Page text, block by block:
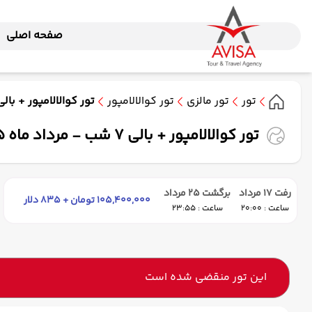
صفحه اصلی
تور تور مالزی تور کوالالامپور تور کوالالامپور + بالی 7 شب - مرداد ماه 1405 ( ایران ایر
تور کوالالامپور + بالی 7 شب - مرداد ماه 1405 ( ایران ایر تور )
رفت 17 مرداد
ساعت : 20:00
برگشت 25 مرداد
ساعت : 23:55
105,400,000 تومان + 835 دلار
این تور منقضی شده است